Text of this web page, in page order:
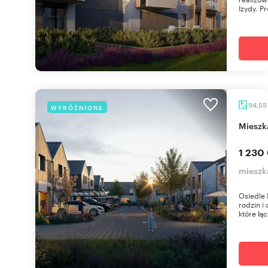
Izydy.
WYRÓŻNIONE 94,55
1 230
Osiedle
rodzin i
które